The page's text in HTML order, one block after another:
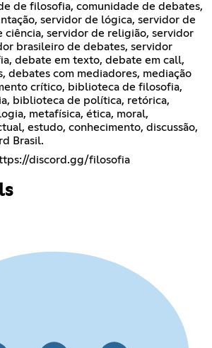
de filosofia, comunidade de debates,
servidor de lógica, servidor de
ciência, servidor de religião, servidor
brasileiro de debates, servidor
debate em texto, debate em call,
debates com mediadores, mediação
crítico, biblioteca de filosofia,
biblioteca de política, retórica,
metafísica, ética, moral,
estudo, conhecimento, discussão,
Brasil.
discord.gg/filosofia